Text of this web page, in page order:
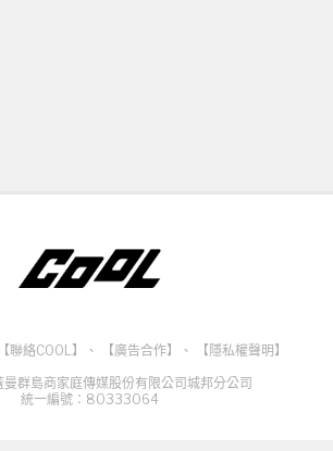
【聯絡COOL】 、 【廣告合作】 、
【隱私權聲明】
群島商家庭傳媒股份有限公司城邦分公司
統一編號：80333064